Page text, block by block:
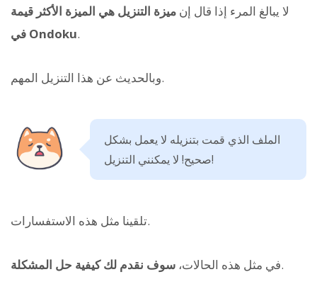
لا يبالغ المرء إذا قال إن ميزة التنزيل هي الميزة الأكثر قيمة
في Ondoku.
وبالحديث عن هذا التنزيل المهم.
الملف الذي قمت بتنزيله لا يعمل بشكل
صحيح! لا يمكنني التنزيل!
تلقينا مثل هذه الاستفسارات.
في مثل هذه الحالات، سوف نقدم لك كيفية حل المشكلة .